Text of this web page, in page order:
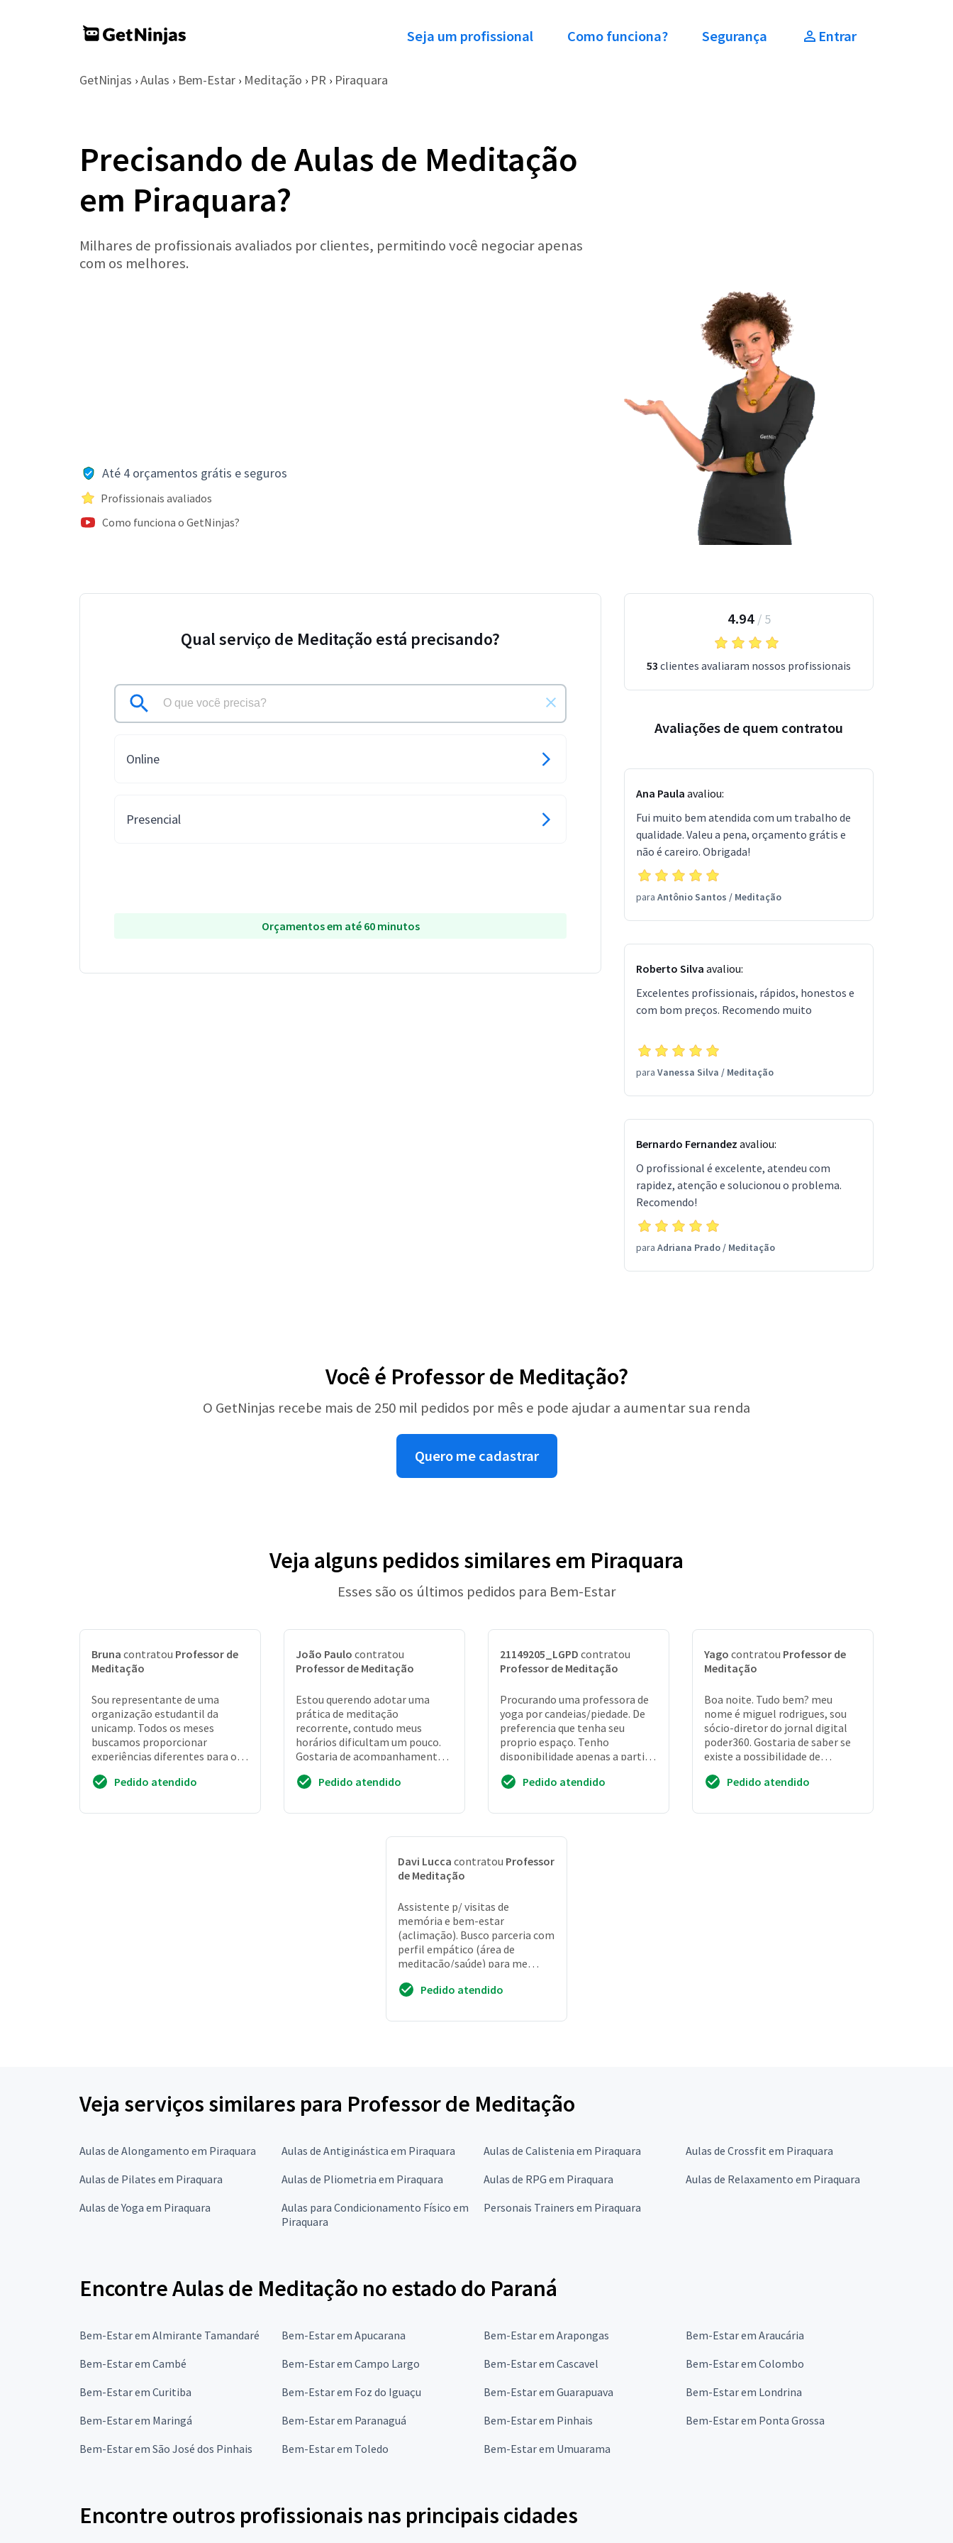
Seja um profissional Como funciona? Segurança Entrar
GetNinjas › Aulas › Bem-Estar › Meditação › PR › Piraquara
Precisando de Aulas de Meditação
em Piraquara?
Milhares de profissionais avaliados por clientes, permitindo você negociar apenas
com os melhores.
Até 4 orçamentos grátis e seguros
Profissionais avaliados
Como funciona o GetNinjas?
Qual serviço de Meditação está precisando?
Online
Presencial
Orçamentos em até 60 minutos
4.94/ 5
53 clientes avaliaram nossos profissionais
Avaliações de quem contratou
Ana Paula avaliou:
Fui muito bem atendida com um trabalho de
qualidade. Valeu a pena, orçamento grátis e
não é careiro. Obrigada!
para Antônio Santos / Meditação
Roberto Silva avaliou:
Excelentes profissionais, rápidos, honestos e
com bom preços. Recomendo muito
para Vanessa Silva / Meditação
Bernardo Fernandez avaliou:
O profissional é excelente, atendeu com
rapidez, atenção e solucionou o problema.
Recomendo!
para Adriana Prado/ Meditação
Você é Professor de Meditação?
O GetNinjas recebe mais de 250 mil pedidos por mês e pode ajudar a aumentar sua renda
Quero me cadastrar
Veja alguns pedidos similares em Piraquara
Esses são os últimos pedidos para Bem-Estar
Bruna contratou Professor de
Meditação
Sou representante de uma
organização estudantil da
unicamp. Todos os meses
buscamos proporcionar
experiências diferentes para os
gostaríamos de algo voltado à
Pedido atendido
João Paulo contratou
Professor de Meditação
Estou querendo adotar uma
prática de meditação
recorrente, contudo meus
horários dificultam um pouco.
Gostaria de acompanhamento e
sentidoPedido atendido
21149205_LGPD contratou
Professor de Meditação
Procurando uma professora de
yoga por candeias/piedade. De
preferencia que tenha seu
proprio espaço. Tenho
disponibilidade apenas a partir
Pedido atendido
Yago contratou Professor de
Meditação
Boa noite. Tudo bem? meu
nome é miguel rodrigues, sou
sócio-diretor do jornal digital
poder360. Gostaria de saber se
existe a possibilidade de
presenciais de ...
Pedido atendido
Davi Lucca contratou Professor
de Meditação
Assistente p/ visitas de
memória e bem-estar
(aclimação). Busco parceria com
perfil empático (área de
meditação/saúde) para me
terapia da reminiscência. Foco
Pedido atendido
Veja serviços similares para Professor de Meditação
Aulas de Alongamento em Piraquara Aulas de Antiginástica em Piraquara Aulas de Calistenia em Piraquara
Aulas de Crossfit em Piraquara
Aulas de Pilates em Piraquara
Aulas de Pliometria em Piraquara Aulas de RPG em Piraquara
Aulas de Relaxamento em Piraquara
Aulas de Yoga em Piraquara
Aulas para Condicionamento Físico em
Piraquara
Personais Trainers em Piraquara
Encontre Aulas de Meditação no estado do Paraná
Bem-Estar em Almirante Tamandaré Bem-Estar em Apucarana Bem-Estar em Arapongas
Bem-Estar em Araucária
Bem-Estar em Cambé
Bem-Estar em Campo Largo Bem-Estar em Cascavel
Bem-Estar em Colombo
Bem-Estar em Curitiba
Bem-Estar em Foz do Iguaçu Bem-Estar em Guarapuava
Bem-Estar em Londrina
Bem-Estar em Maringá
Bem-Estar em Paranaguá Bem-Estar em Pinhais
Bem-Estar em Ponta Grossa
Bem-Estar em São José dos Pinhais
Bem-Estar em Toledo Bem-Estar em Umuarama
Encontre outros profissionais nas principais cidades